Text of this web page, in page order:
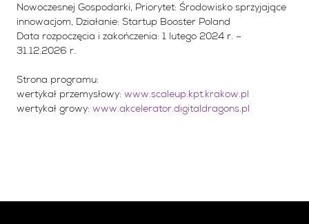
Nowoczesnej Gospodarki, Priorytet: Środowisko sprzyjające
innowacjom, Działanie: Startup Booster Poland
Data rozpoczęcia i zakończenia: 1 lutego 2024 r. –
31.12.2026 r.
Strona programu:
wertykał przemysłowy: www.scaleup.kpt.krakow.pl
wertykał growy: www.akcelerator.digitaldragons.pl